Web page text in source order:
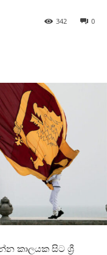
0
342
කාලයක සිට ශ්‍රී